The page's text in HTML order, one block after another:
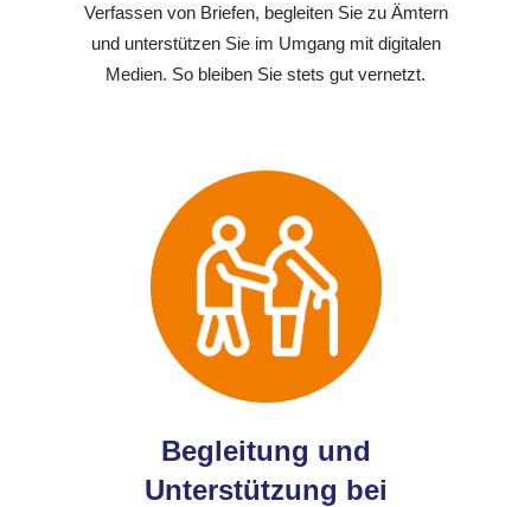
Verfassen von Briefen, begleiten Sie zu Ämtern
und unterstützen Sie im Umgang mit digitalen
Medien. So bleiben Sie stets gut vernetzt.
Begleitung und
Unterstützung bei